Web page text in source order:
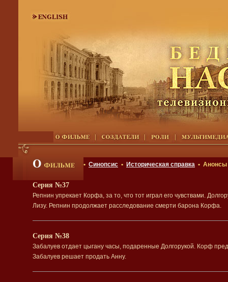
• Синопсис • Историческая справка •
Серия №37
Репнин упрекает Корфа, за то, что тот играл его чувствами.
Лизу. Репнин продолжает расследование смерти барона Корфа.
Серия №38
Забалуев отдает цыгану часы, подаренные Долгорукой. Корф
Забалуев решает продать Анну.